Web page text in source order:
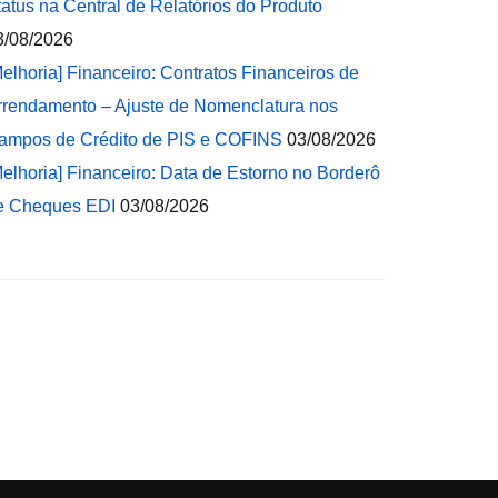
na Central de Relatórios do Produto
08/2026
Financeiro: Contratos Financeiros de
– Ajuste de Nomenclatura nos
de Crédito de PIS e COFINS 03/08/2026
Financeiro: Data de Estorno no Borderô
Cheques EDI 03/08/2026